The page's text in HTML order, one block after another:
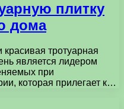
плитку
дома
красивая тротуарная
является лидером
при
которая прилегает к…